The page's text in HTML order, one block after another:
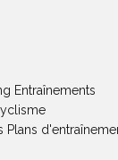
Entraînements
Plans